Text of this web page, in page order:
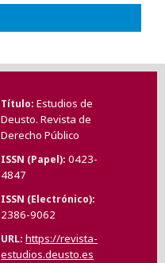
Título Estudios de
Deusto. Revista de
Derecho Público
ISSN (Papel) 0423-
4847
ISSN (Electrónico)
2386-9062
URL https://revista-
estudios.deusto.es